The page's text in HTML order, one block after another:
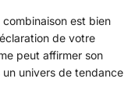
est bien
de votre
peut affirmer son
univers de tendance